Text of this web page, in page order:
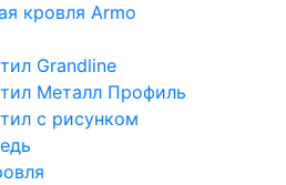
кровля Armo
Grandline
Металл Профиль
с рисунком